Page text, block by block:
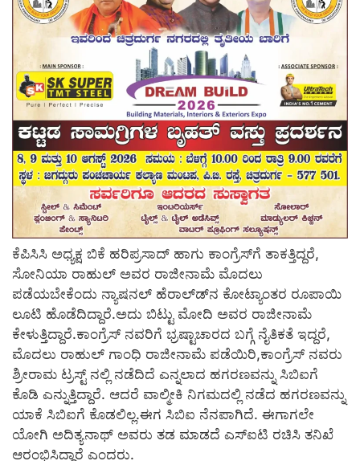
ಕೆಪಿಸಿಸಿ ಅಧ್ಯಕ್ಷ ಬಿಕೆ ಹರಿಪ್ರಸಾದ್ ಹಾಗು ಕಾಂಗ್ರೆಸ್‍ಗೆ ತಾಕತ್ತಿದ್ದರೆ,
ಸೋನಿಯಾ ರಾಹುಲ್ ಅವರ ರಾಜೀನಾಮೆ ಮೊದಲು
ಪಡೆಯಬೇಕೆಂದು ನ್ಯಾಷನಲ್ ಹೆರಾಲ್ಡ್‍ನ ಕೋಟ್ಯಾಂತರ ರೂಪಾಯಿ
ಲೂಟಿ ಹೊಡೆದಿದ್ದಾರೆ.ಅದು ಬಿಟ್ಟು ಮೋದಿ ಅವರ ರಾಜೀನಾಮೆ
ಕೇಳುತ್ತಿದ್ದಾರೆ.ಕಾಂಗ್ರೆಸ್ ನವರಿಗೆ ಭ್ರಷ್ಟಾಚಾರದ ಬಗ್ಗೆ ನೈತಿಕತೆ ಇದ್ದರೆ,
ಮೊದಲು ರಾಹುಲ್ ಗಾಂಧಿ ರಾಜೀನಾಮೆ ಪಡೆಯಿರಿ,ಕಾಂಗ್ರೆಸ್ ನವರು
ಶ್ರೀರಾಮ ಟ್ರಸ್ಟ್ ನಲ್ಲಿ ನಡೆದಿದೆ ಎನ್ನಲಾದ ಹಗರಣವನ್ನು ಸಿಬಿಐಗೆ
ಕೊಡಿ ಎನ್ನುತ್ತಿದ್ದಾರೆ. ಆದರೆ ವಾಲ್ಮೀಕಿ ನಿಗಮದಲ್ಲಿ ನಡೆದ ಹಗರಣವನ್ನು
ಯಾಕೆ ಸಿಬಿಐಗೆ ಕೊಡಲಿಲ್ಲ.ಈಗ ಸಿಬಿಐ ನೆನಪಾಗಿದೆ. ಈಗಾಗಲೇ
ಯೋಗಿ ಅದಿತ್ಯನಾಥ್ ಅವರು ತಡ ಮಾಡದೆ ಎಸ್‍ಐಟಿ ರಚಿಸಿ ತನಿಖೆ
ಆರಂಭಿಸಿದ್ದಾರೆ ಎಂದರು.